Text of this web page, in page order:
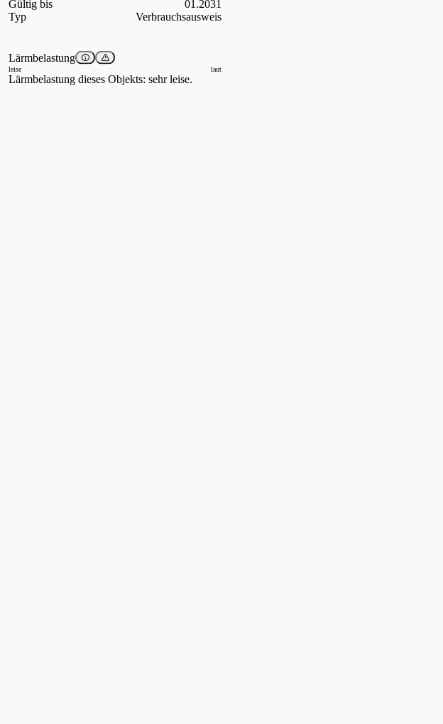
Gültig bis
01.2031
Typ
Verbrauchsausweis
Lärmbelastung
leise laut
Lärmbelastung dieses Objekts: sehr leise.